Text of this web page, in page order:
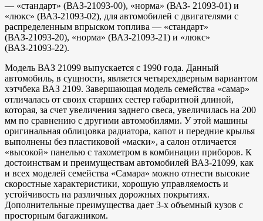
— «стандарт» (ВАЗ-21093-00), «норма» (ВАЗ- 21093-01) и
«люкс» (ВАЗ-21093-02), для автомобилей с двигателями с
распределенным впрыском топлива — «стандарт»
(ВАЗ-21093-20), «норма» (ВАЗ-21093-21) и «люкс»
(ВАЗ-21093-22).
Модель ВАЗ 21099 выпускается с 1990 года. Данный
автомобиль, в сущности, является четырехдверным вариантом
хэтчбека ВАЗ 2109. Завершающая модель семейства «самар»
отличалась от своих старших сестер габаритной длиной,
которая, за счет увеличения заднего свеса, увеличилась на 200
мм по сравнению с другими автомобилями. У этой машины
оригинальная облицовка радиатора, капот и передние крылья
выполнены без пластиковой «маски», а салон отличается
«высокой» панелью с тахометром в комбинации приборов. К
достоинствам и преимуществам автомобилей ВАЗ-21099, как
и всех моделей семейства «Самара» можно отнести высокие
скоростные характеристики, хорошую управляемость и
устойчивость на различных дорожных покрытиях.
Дополнительные преимущества дает 3-х объемный кузов с
просторным багажником.